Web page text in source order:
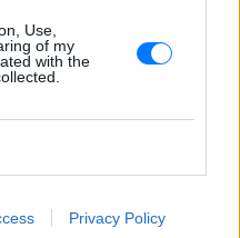
Use,
of my
with the
Privacy Policy
με φόρο
μπορεί να οδηγήσουν στην
από το πρώτο ευρώ
σε σχολείο της